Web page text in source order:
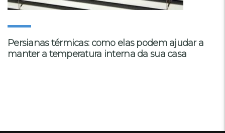
Persianas térmicas: como elas podem ajudar a
manter a temperatura interna da sua casa